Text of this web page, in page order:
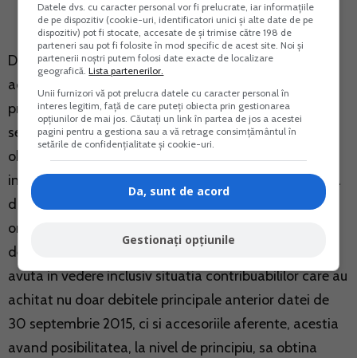
De asemenea, exista posibilitatea de a beneficia de
aceste facilitati inclusiv in cazul in care debitele
principale au fost stinse anterior datei de 30
septembrie 2015, insa la acea data nu erau stinse si
obligatiile accesorii. In aceasta ipoteza, contribuabilii
interesati trebuie sa achite cotele de accesorii pana la
data de 31 martie 2016 si, de asemenea, sa notifice
organele fiscale in legatura cu intentia de a beneficia
de amnistie. In contextul acestei ipoteze, ar trebui
avuta in vedere inclusiv situatia contribuabililor care au
achitat nu doar debitele principale anterior datei de
30 septembrie 2015, ci si accesoriile aferente, acestia
avand posibilitatea, la nivel de principiu, sa obtina
Datele dvs. cu caracter personal vor fi prelucrate, iar informațiile
de pe dispozitiv (cookie-uri, identificatori unici și alte date de pe
dispozitiv) pot fi stocate, accesate de și trimise către 198 de
parteneri sau pot fi folosite în mod specific de acest site. Noi și
partenerii noștri putem folosi date exacte de localizare
geografică.Lista partenerilor.
Unii furnizori vă pot prelucra datele cu caracter personal în
interes legitim, față de care puteți obiecta prin gestionarea
opțiunilor de mai jos. Căutați un link în partea de jos a acestei
pagini pentru a gestiona sau a vă retrage consimțământul în
setările de confidențialitate și cookie-uri.
Da, sunt de acord
Gestionați opțiunile